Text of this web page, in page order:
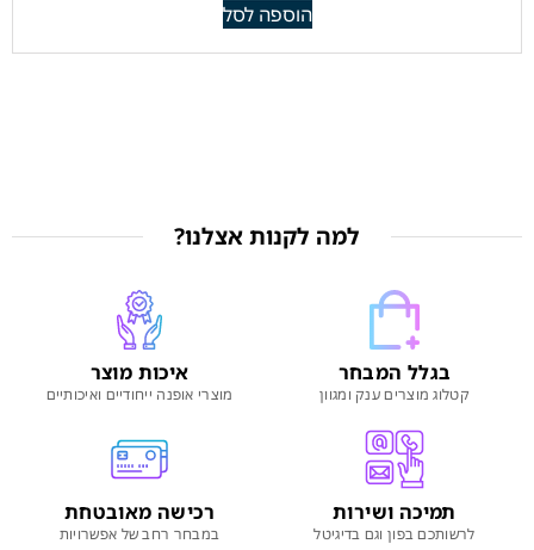
הוספה לסל
למה לקנות אצלנו?
בגלל המבחר
קטלוג מוצרים ענק ומגוון
איכות מוצר
מוצרי אופנה ייחודיים ואיכותיים
תמיכה ושירות
לרשותכם בפון וגם בדיגיטל
רכישה מאובטחת
במבחר רחב של אפשרויות